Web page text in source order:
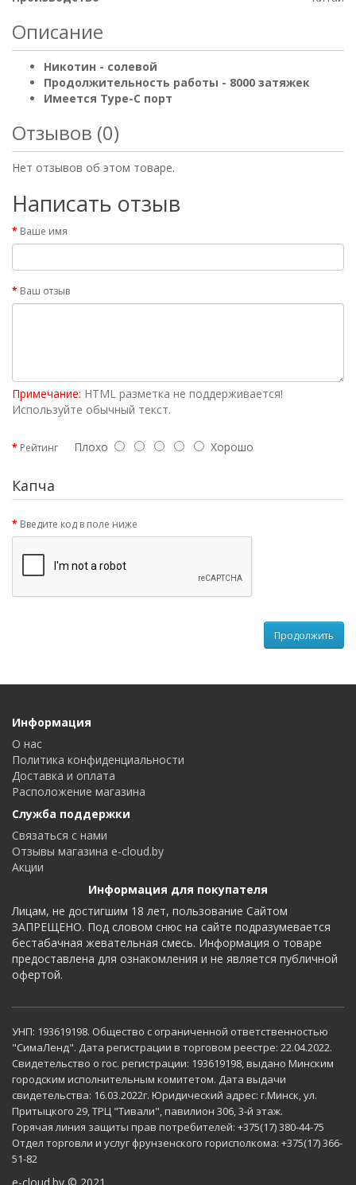
Описание
Никотин - солевой
Продолжительность работы - 8000 затяжек
Имеется Type-C порт
Отзывов (0)
Нет отзывов об этом товаре.
Написать отзыв
Ваше имя
Ваш отзыв
Примечание: HTML разметка не поддерживается!
Используйте обычный текст.
Рейтинг Плохо Хорошо
Капча
Введите код в поле ниже
Продолжить
Информация
О нас
Политика конфиденциальности
Доставка и оплата
Расположение магазина
Служба поддержки
Связаться с нами
Отзывы магазина e-cloud.by
Акции
Информация для покупателя
Лицам, не достигшим 18 лет, пользование Сайтом
ЗАПРЕЩЕНО. Под словом снюс на сайте подразумевается
бестабачная жевательная смесь. Информация о товаре
предоставлена для ознакомления и не является публичной
офертой.
УНП: 193619198. Общество с ограниченной ответственностью
"СимаЛенд". Дата регистрации в торговом реестре: 22.04.2022.
Свидетельство о гос. регистрации: 193619198, выдано Минским
городским исполнительным комитетом. Дата выдачи
свидетельства: 16.03.2022г. Юридический адрес: г.Минск, ул.
Притыцкого 29, ТРЦ "Тивали", павилион 306, 3-й этаж.
Горячая линия защиты прав потребителей: +375(17) 380-44-75
Отдел торговли и услуг фрунзенского горисполкома: +375(17) 366-
51-82